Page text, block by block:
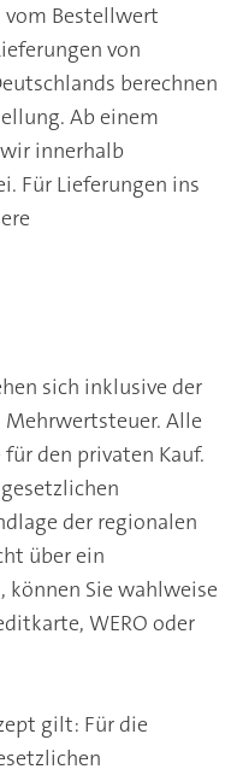
vom Bestellwert
von
berechnen
Ab einem
innerhalb
Für Lieferungen ins
sich inklusive der
Alle
den privaten Kauf.
der regionalen
über ein
können Sie wahlweise
WERO oder
gilt: Für die